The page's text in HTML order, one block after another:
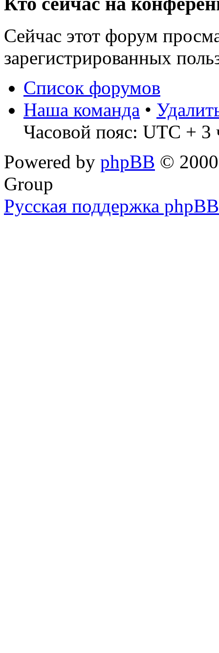
Сейчас этот форум
зарегистрированных
Список форумов
Наша команда •
Часовой пояс: UTC + 3
Powered by phpBB ©
Group
Русская поддержка phpBB